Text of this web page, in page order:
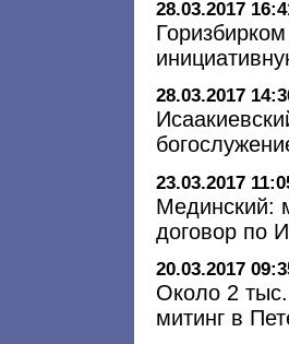
28.03.2017
28.03.2017
23.03.2017
Мединский:
договор по
20.03.2017
Около 2
митинг в